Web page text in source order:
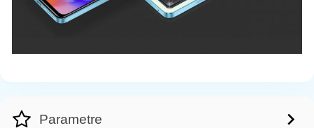
Parametre